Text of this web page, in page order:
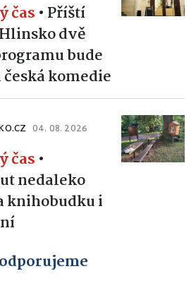
čas • Příští
dvě
bude
komedie
04. 08. 2026
čas •
nedaleko
knihobudku i